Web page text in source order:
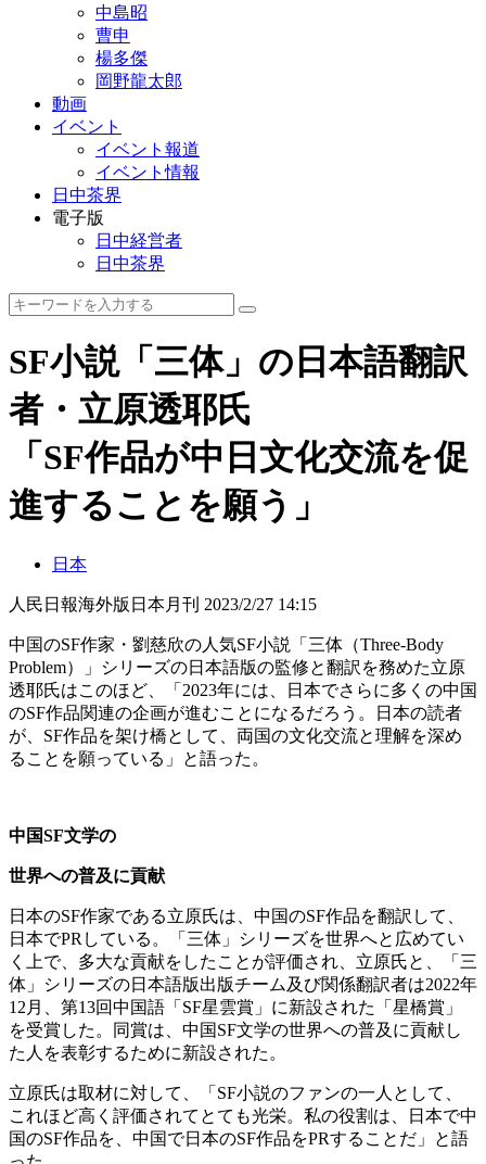
中島昭
曹申
楊多傑
岡野龍太郎
動画
イベント
イベント報道
イベント情報
日中茶界
電子版
日中経営者
日中茶界
SF小説「三体」の日本語翻訳
者・立原透耶氏
「SF作品が中日文化交流を促
進することを願う」
日本
人民日報海外版日本月刊 2023/2/27 14:15
中国のSF作家・劉慈欣の人気SF小説「三体（Three-Body
Problem）」シリーズの日本語版の監修と翻訳を務めた立原
透耶氏はこのほど、「2023年には、日本でさらに多くの中国
のSF作品関連の企画が進むことになるだろう。日本の読者
が、SF作品を架け橋として、両国の文化交流と理解を深め
ることを願っている」と語った。
中国SF文学の
世界への普及に貢献
日本のSF作家である立原氏は、中国のSF作品を翻訳して、
日本でPRしている。「三体」シリーズを世界へと広めてい
く上で、多大な貢献をしたことが評価され、立原氏と、「三
体」シリーズの日本語版出版チーム及び関係翻訳者は2022年
12月、第13回中国語「SF星雲賞」に新設された「星橋賞」
を受賞した。同賞は、中国SF文学の世界への普及に貢献し
た人を表彰するために新設された。
立原氏は取材に対して、「SF小説のファンの一人として、
これほど高く評価されてとても光栄。私の役割は、日本で中
国のSF作品を、中国で日本のSF作品をPRすることだ」と語